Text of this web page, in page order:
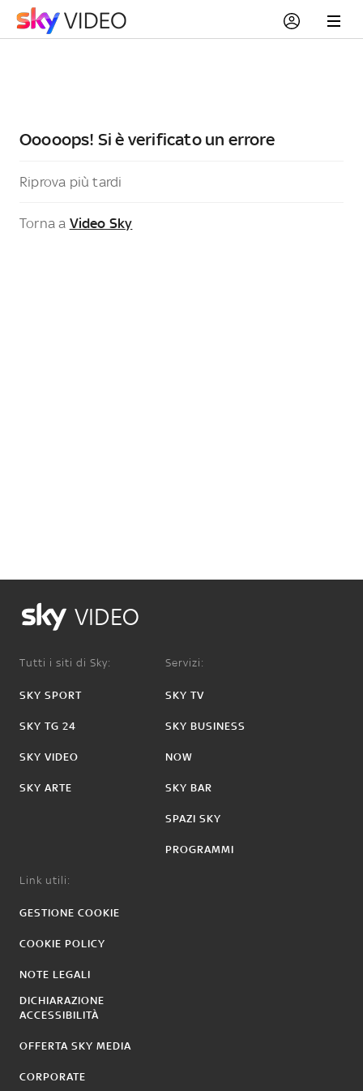
Ooooops! Si è verificato un errore
Riprova più tardi
Torna a Video Sky
VIDEO
Tutti i siti di Sky:
SKY SPORT
SKY TG 24
SKY VIDEO
SKY ARTE
Servizi:
SKY TV
SKY BUSINESS
NOW
SKY BAR
SPAZI SKY
PROGRAMMI
Link utili:
GESTIONE COOKIE
COOKIE POLICY
NOTE LEGALI
DICHIARAZIONE
ACCESSIBILITÀ
OFFERTA SKY MEDIA
CORPORATE